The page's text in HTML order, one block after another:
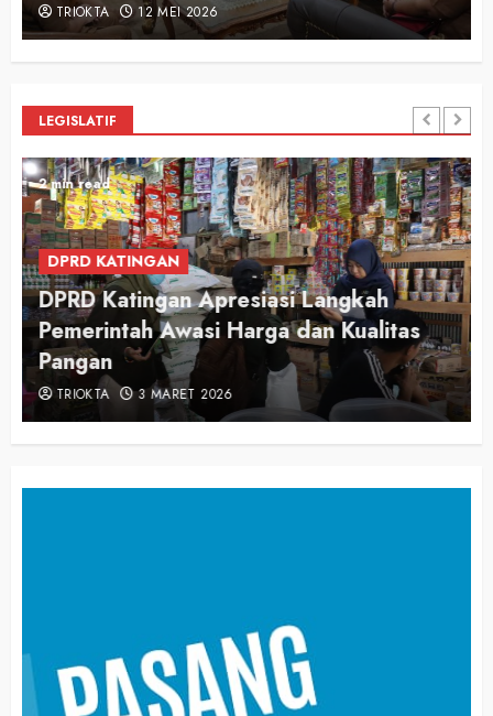
TRIOKTA 12 MEI 2026
LEGISLATIF
2 min read
DPRD KATINGAN
DPRD Katingan Apresiasi Langkah
Pemerintah Awasi Harga dan Kualitas
Pangan
TRIOKTA 3 MARET 2026